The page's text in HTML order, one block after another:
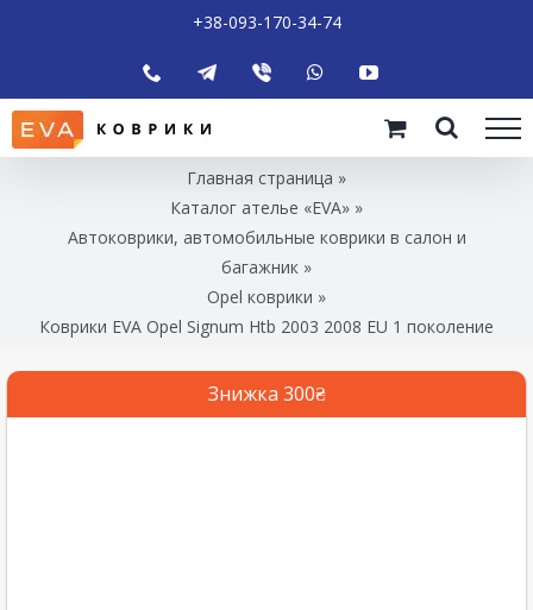
+38-093-170-34-74
Главная страница »
Каталог ателье «EVA» »
Автоковрики, автомобильные коврики в салон и
багажник »
Opel коврики »
Коврики EVA Opel Signum Htb 2003 2008 EU 1 поколение
Знижка 300₴